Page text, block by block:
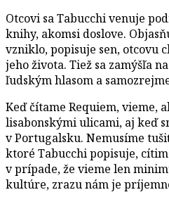
Otcovi sa Tabucchi venuje
knihy, akomsi doslove.
vzniklo, popisuje sen, otcovu
jeho života. Tiež sa zamýšľa
ľudským hlasom a
Keď čítame Requiem, vieme,
lisabonskými ulicami, aj keď
v Portugalsku. Nemusíme
ktoré Tabucchi popisuje,
v prípade, že vieme len
kultúre, zrazu nám je